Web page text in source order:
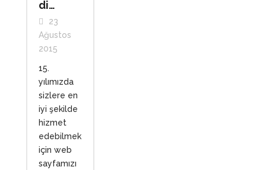
di…
23
Ağustos
2015
15.
yılımızda
sizlere en
iyi şekilde
hizmet
edebilmek
için web
sayfamızı